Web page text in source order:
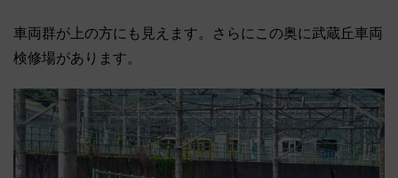
車両群が上の方にも見えます。さらにこの奥に武蔵丘車両
検修場があります。